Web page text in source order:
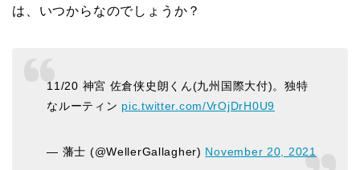
は、いつからなのでしょうか？
11/20 神宮 佐倉侠史朗くん(九州国際大付)。独特
なルーティン pic.twitter.com/VrOjDrH0U9
— 藩士 (@WellerGallagher) November 20, 2021